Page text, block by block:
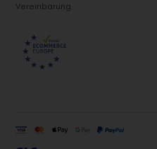
Vereinbarung.